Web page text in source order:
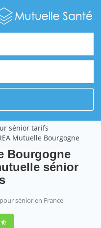
sénior tarifs
Mutuelle Bourgogne
Bourgogne
sénior
sénior en France